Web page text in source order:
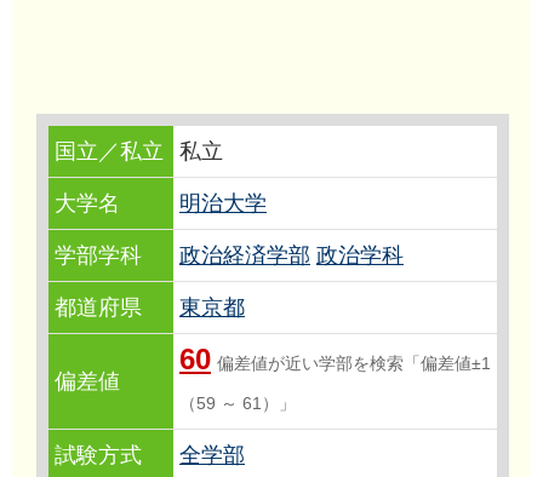
国立／私立 私立
大学名 明治大学
学部学科 政治経済学部 政治学科
都道府県 東京都
偏差値
60 偏差値が近い学部を検索「偏差値±1
（59 ～ 61）」
試験方式 全学部